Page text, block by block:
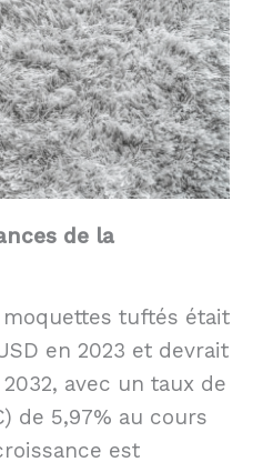
de la
tuftés était
en 2023 et devrait
avec un taux de
de 5,97% au cours
est